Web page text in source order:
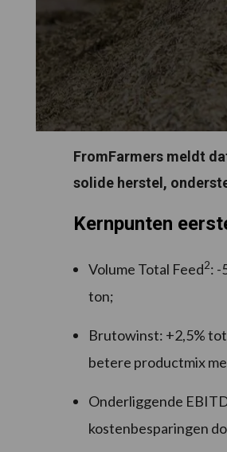
FromFarmers meldt
solide herstel,
Kernpunten
Volume Total Feed2: -
ton;
Brutowinst: +2,5%
betere productmix
Onderliggende
kostenbesparingen